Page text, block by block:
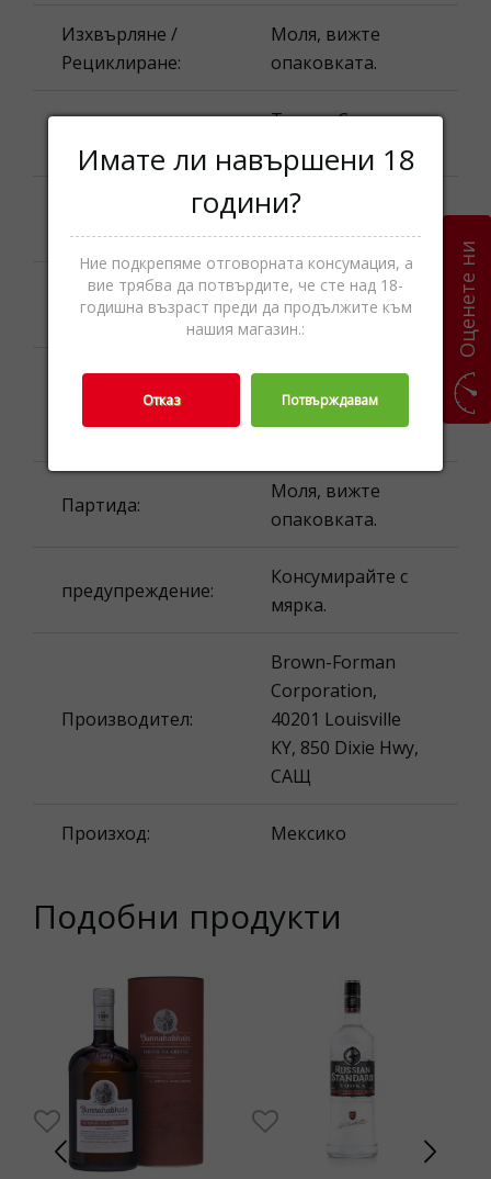
Изхвърляне /
Рециклиране:
Моля, вижте
опаковката.
Текила,Спиртни
на продукта:
Herradura
Reposado
Най-добър до:
Моля, вижте
опаковката.
Номинално
количество
(обем):
0.7 л. ℮
Партида:
Моля, вижте
опаковката.
предупреждение:
Консумирайте с
мярка.
Производител:
Brown-Forman
Corporation,
40201 Louisville
KY, 850 Dixie Hwy,
САЩ
Произход: Мексико
Подобни продукти
Оценете ни
Имате ли навършени 18
години?
Ние подкрепяме отговорната консумация, а
вие трябва да потвърдите, че сте над 18-
годишна възраст преди да продължите към
нашия магазин.:
Отказ Потвърждавам